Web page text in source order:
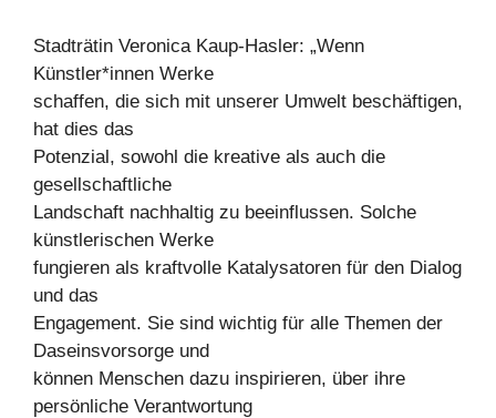
Stadträtin Veronica Kaup-Hasler: „Wenn
Künstler*innen Werke
schaffen, die sich mit unserer Umwelt beschäftigen,
hat dies das
Potenzial, sowohl die kreative als auch die
gesellschaftliche
Landschaft nachhaltig zu beeinflussen. Solche
künstlerischen Werke
fungieren als kraftvolle Katalysatoren für den Dialog
und das
Engagement. Sie sind wichtig für alle Themen der
Daseinsvorsorge und
können Menschen dazu inspirieren, über ihre
persönliche Verantwortung